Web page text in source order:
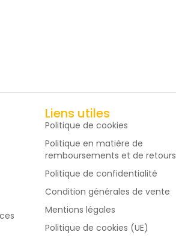
Liens utiles
Politique de cookies
Politique en matière de
remboursements et de retours
Politique de confidentialité
Condition générales de vente
Mentions légales
Politique de cookies (UE)